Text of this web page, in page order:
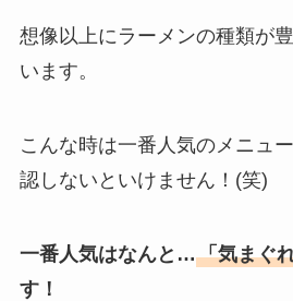
想像以上にラーメンの種類が
います。
こんな時は一番人気のメニュ
認しないといけません！(笑)
一番人気はなんと…「気まぐ
す！